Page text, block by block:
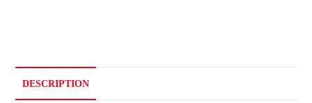
DESCRIPTION